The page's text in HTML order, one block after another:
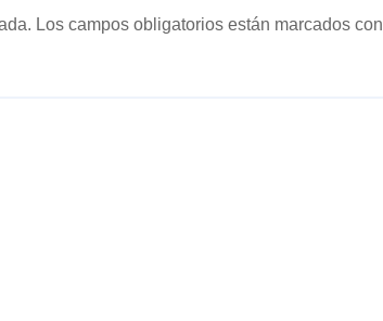
Los campos obligatorios están marcados con